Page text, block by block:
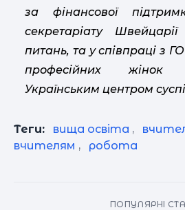
за фінансової
секретаріату
питань, та у співпраці з
професійних жінок
Українським центром
Теги: вища освіта ,
вчителям , робота
ПОПУЛЯРНІ